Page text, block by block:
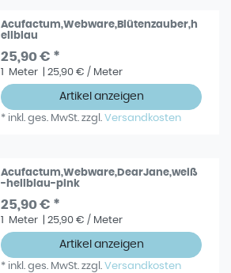
Acufactum,Webware,Blütenzauber,h
ellblau
25,90 € *
1 Meter | 25,90 € / Meter
Artikel anzeigen
* inkl. ges. MwSt. zzgl.Versandkosten
Acufactum,Webware,DearJane,weiß
-hellblau-pink
25,90 € *
1 Meter | 25,90 € / Meter
Artikel anzeigen
* inkl. ges. MwSt. zzgl.Versandkosten